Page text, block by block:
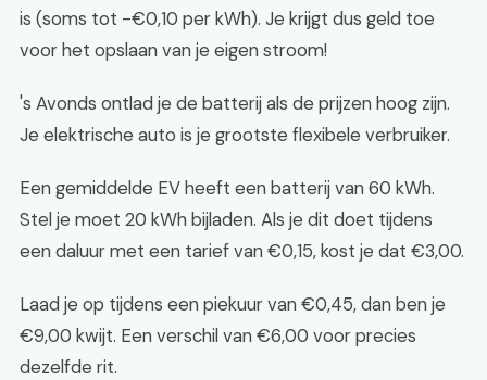
is (soms tot -€0,10 per kWh). Je krijgt dus geld toe
voor het opslaan van je eigen stroom!
's Avonds ontlad je de batterij als de prijzen hoog zijn.
Je elektrische auto is je grootste flexibele verbruiker.
Een gemiddelde EV heeft een batterij van 60 kWh.
Stel je moet 20 kWh bijladen. Als je dit doet tijdens
een daluur met een tarief van €0,15, kost je dat €3,00.
Laad je op tijdens een piekuur van €0,45, dan ben je
€9,00 kwijt. Een verschil van €6,00 voor precies
dezelfde rit.